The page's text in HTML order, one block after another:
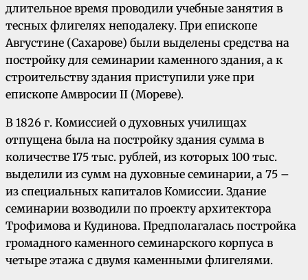
длительное время проводили учебные занятия в
тесных флигелях неподалеку. При епископе
Августине (Сахарове) были выделены средства на
постройку для семинарии каменного здания, а к
строительству здания приступили уже при
епископе Амвросии II (Мореве).
В 1826 г. Комиссией о духовных училищах
отпущена была на постройку здания сумма в
количестве 175 тыс. рублей, из которых 100 тыс.
выделили из сумм на духовные семинарии, а 75 –
из специальных капиталов Комиссии. Здание
семинарии возводили по проекту архитектора
Трофимова и Кудинова. Предполагалась постройка
громадного каменного семинарского корпуса в
четыре этажа с двумя каменными флигелями.